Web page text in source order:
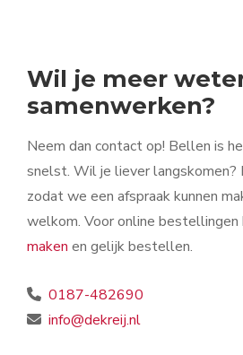
Wil je meer
samenwerken?
Neem dan contact op! Bellen is
snelst. Wil je liever langskomen?
zodat we een afspraak kunnen
welkom. Voor online bestellingen
maken en gelijk bestellen.
0187-482690
info@dekreij.nl